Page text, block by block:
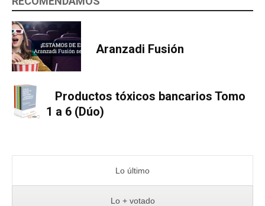
Aranzadi Fusión
Productos tóxicos bancarios Tomo
1 a 6 (Dúo)
Lo último
Lo + votado